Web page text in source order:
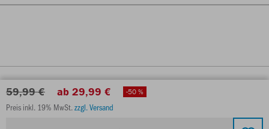
59,99 € ab 29,99 € -50 %
Preis inkl. 19% MwSt.zzgl. Versand